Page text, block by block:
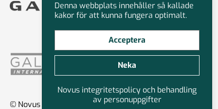
© Novus Group International 2026
Denna webbplats innehåller så kallade
kakor för att kunna fungera optimalt.
Acceptera
Neka
Novus integritetspolicy och behandling
av personuppgifter